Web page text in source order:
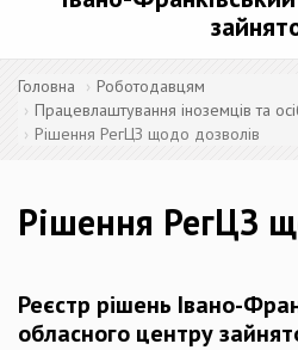
Головна
Роботодавцям
Працевлаштування іноземців та
Рішення РегЦЗ щодо дозволів
Рішення РегЦЗ
Реєстр рішень Івано-
обласного центру